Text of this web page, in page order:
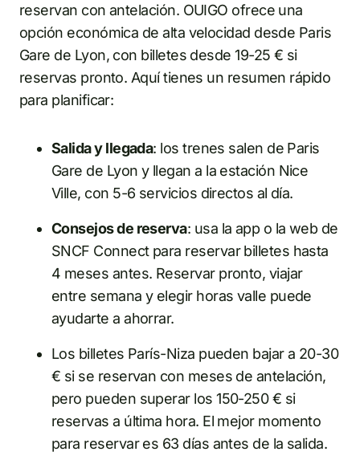
reservan con antelación. OUIGO ofrece una
opción económica de alta velocidad desde Paris
Gare de Lyon, con billetes desde 19-25 € si
reservas pronto. Aquí tienes un resumen rápido
para planificar:
Salida y llegada: los trenes salen de Paris
Gare de Lyon y llegan a la estación Nice
Ville, con 5-6 servicios directos al día.
Consejos de reserva: usa la app o la web de
SNCF Connect para reservar billetes hasta
4 meses antes. Reservar pronto, viajar
entre semana y elegir horas valle puede
ayudarte a ahorrar.
Los billetes París-Niza pueden bajar a 20-30
€ si se reservan con meses de antelación,
pero pueden superar los 150-250 € si
reservas a última hora. El mejor momento
para reservar es 63 días antes de la salida.